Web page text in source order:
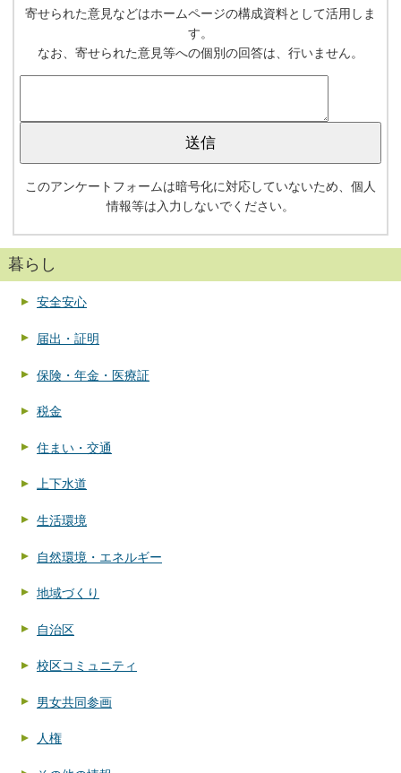
寄せられた意見などはホームページの構成資料として活用しま
す。
なお、寄せられた意見等への個別の回答は、行いません。
このアンケートフォームは暗号化に対応していないため、個人
情報等は入力しないでください。
暮らし
安全安心
届出・証明
保険・年金・医療証
税金
住まい・交通
上下水道
生活環境
自然環境・エネルギー
地域づくり
自治区
校区コミュニティ
男女共同参画
人権